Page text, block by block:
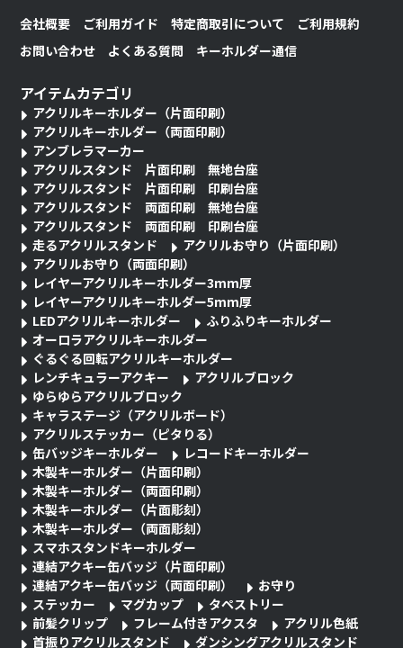
会社概要 ご利用ガイド 特定商取引について
ご利用規約
お問い合わせ
よくある質問 キーホルダー通信
アイテムカテゴリ
アクリルキーホルダー（片面印刷）
アクリルキーホルダー（両面印刷）
アンブレラマーカー
アクリルスタンド 片面印刷 無地台座
アクリルスタンド 片面印刷 印刷台座
アクリルスタンド 両面印刷 無地台座
アクリルスタンド 両面印刷 印刷台座
走るアクリルスタンド
アクリルお守り（片面印刷）
アクリルお守り（両面印刷）
レイヤーアクリルキーホルダー3mm厚
レイヤーアクリルキーホルダー5mm厚
LEDアクリルキーホルダー
ふりふりキーホルダー
オーロラアクリルキーホルダー
ぐるぐる回転アクリルキーホルダー
レンチキュラーアクキー
アクリルブロック
ゆらゆらアクリルブロック
キャラステージ（アクリルボード）
アクリルステッカー（ピタりる）
缶バッジキーホルダー
レコードキーホルダー
木製キーホルダー（片面印刷）
木製キーホルダー（両面印刷）
木製キーホルダー（片面彫刻）
木製キーホルダー（両面彫刻）
スマホスタンドキーホルダー
連結アクキー缶バッジ（片面印刷）
連結アクキー缶バッジ（両面印刷）
お守り
ステッカー
マグカップ
タペストリー
前髪クリップ
フレーム付きアクスタ
アクリル色紙
首振りアクリルスタンド
ダンシングアクリルスタンド